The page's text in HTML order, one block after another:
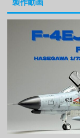
製作動画